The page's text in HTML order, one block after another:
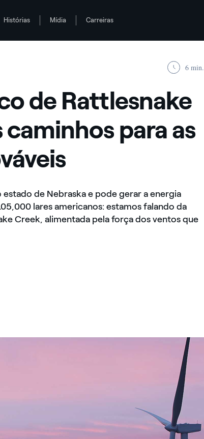
Histórias Mídia Carreiras
6 min.
de Rattlesnake
para as
de Nebraska e pode gerar a energia
lares americanos: estamos falando da
Creek, alimentada pela força dos ventos que